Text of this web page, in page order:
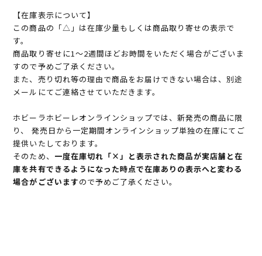
【在庫表示について】
この商品の「△」は在庫少量もしくは商品取り寄せの表示で
す。
商品取り寄せに1～2週間ほどお時間をいただく場合がございま
すので予めご了承ください。
また、売り切れ等の理由で商品をお届けできない場合は、別途
メールにてご連絡させていただきます。
ホビーラホビーレオンラインショップでは、新発売の商品に限
り、 発売日から一定期間オンラインショップ単独の在庫にてご
提供いたしております。
そのため、 一度在庫切れ「×」と表示された商品が実店舗と在
庫を共有できるようになった時点で在庫ありの表示へと変わる
場合がございますので予めご了承ください。